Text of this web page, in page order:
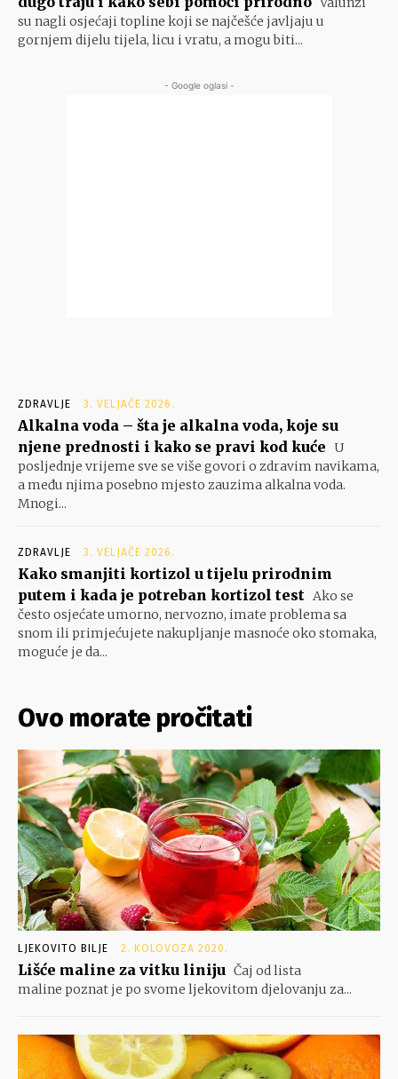
su nagli osjećaji topline koji se najčešće javljaju u
gornjem dijelu tijela, licu i vratu, a mogu biti...
- Google oglasi -
ZDRAVLJE 3. VELJAČE 2026.
Alkalna voda – šta je alkalna voda, koje su
njene prednosti i kako se pravi kod kuće U
posljednje vrijeme sve se više govori o zdravim navikama,
a među njima posebno mjesto zauzima alkalna voda.
Mnogi...
ZDRAVLJE 3. VELJAČE 2026.
Kako smanjiti kortizol u tijelu prirodnim
putem i kada je potreban kortizol test Ako se
često osjećate umorno, nervozno, imate problema sa
snom ili primjećujete nakupljanje masnoće oko stomaka,
moguće je da...
Ovo morate pročitati
LJEKOVITO BILJE 2. KOLOVOZA 2020.
Lišće maline za vitku liniju Čaj od lista
maline poznat je po svome ljekovitom djelovanju za...